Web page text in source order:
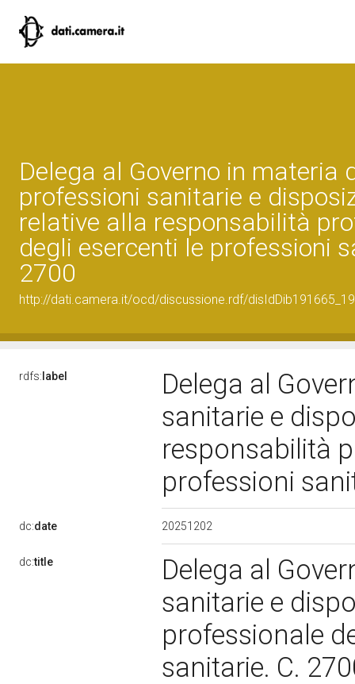
Delega al Governo in materia
professioni sanitarie e
relative alla responsabilità
degli esercenti le professioni
2700
http://dati.camera.it/ocd/discussione.rdf/disIdDib191665_19
rdfs: label
Delega al
sanitarie e
responsabilità
professioni
dc:date 20251202
dc:title
Delega al
sanitarie e
professionale
sanitarie. C.